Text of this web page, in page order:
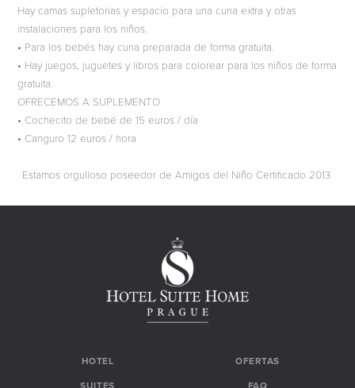
Hay camas supletorias y espacio para una cuna extra y otras
instalaciones para los niños.
• Para los bebés hay cuna preparada de forma gratuita.
• Hay juegos, juguetes y libros para colorear para los niños de forma
gratuita.
OFRECEMOS A SUPLEMENTO
• Cochecito de bebé de 15 euros / día
• Canguro 12 euros / hora
Estamos orgulloso poseedor de Amigos del Niño Certificado 2013
HOTEL
OFERTAS